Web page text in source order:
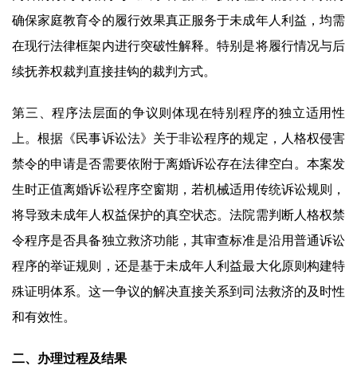
确保家庭教育令的履行效果真正服务于未成年人利益，均需
在现行法律框架内进行突破性解释。特别是将履行情况与后
续抚养权裁判直接挂钩的裁判方式。
第三、程序法层面的争议则体现在特别程序的独立适用性
上。根据《民事诉讼法》关于非讼程序的规定，人格权侵害
禁令的申请是否需要依附于离婚诉讼存在法律空白。本案发
生时正值离婚诉讼程序空窗期，若机械适用传统诉讼规则，
将导致未成年人权益保护的真空状态。法院需判断人格权禁
令程序是否具备独立救济功能，其审查标准是沿用普通诉讼
程序的举证规则，还是基于未成年人利益最大化原则构建特
殊证明体系。这一争议的解决直接关系到司法救济的及时性
和有效性。
二、办理过程及结果